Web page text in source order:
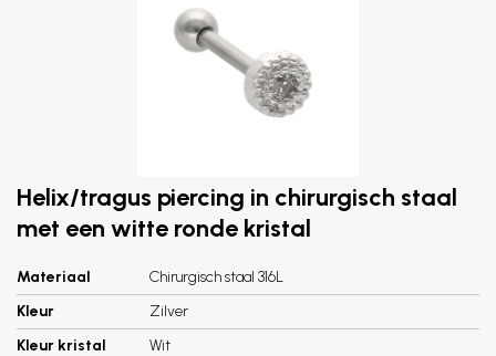
Helix/tragus piercing in chirurgisch staal
met een witte ronde kristal
Materiaal
Chirurgisch staal 316L
Kleur
Zilver
Kleur kristal
Wit